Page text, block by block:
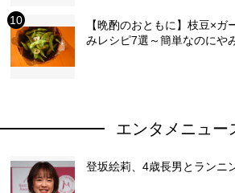
【晩酌のおともに】枝豆×ガ
みレシピ7選～簡単なのにや
エンタメニュー
登坂絵莉、4歳長男とランニ